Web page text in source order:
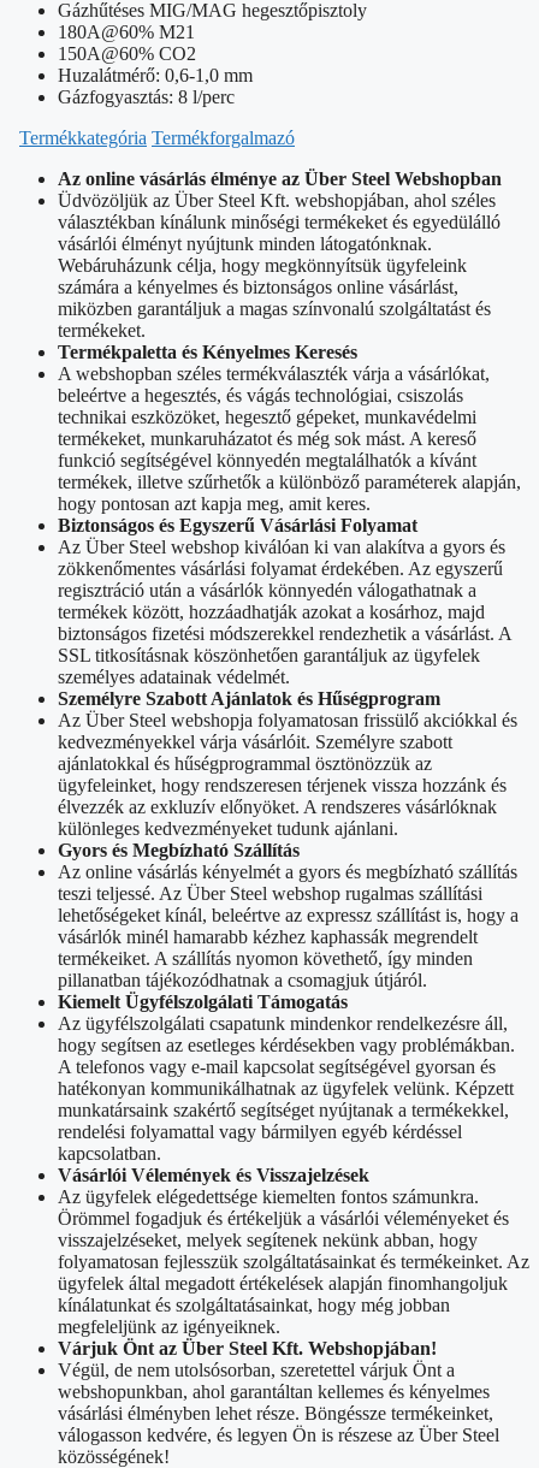
Gázhűtéses MIG/MAG hegesztőpisztoly
180A@60% M21
150A@60% CO2
Huzalátmérő: 0,6-1,0 mm
Gázfogyasztás: 8 l/perc
Termékkategória Termékforgalmazó
Az online vásárlás élménye az Über Steel Webshopban
Üdvözöljük az Über Steel Kft. webshopjában, ahol széles
választékban kínálunk minőségi termékeket és egyedülálló
vásárlói élményt nyújtunk minden látogatónknak.
Webáruházunk célja, hogy megkönnyítsük ügyfeleink
számára a kényelmes és biztonságos online vásárlást,
miközben garantáljuk a magas színvonalú szolgáltatást és
termékeket.
Termékpaletta és Kényelmes Keresés
A webshopban széles termékválaszték várja a vásárlókat,
beleértve a hegesztés, és vágás technológiai, csiszolás
technikai eszközöket, hegesztő gépeket, munkavédelmi
termékeket, munkaruházatot és még sok mást. A kereső
funkció segítségével könnyedén megtalálhatók a kívánt
termékek, illetve szűrhetők a különböző paraméterek alapján,
hogy pontosan azt kapja meg, amit keres.
Biztonságos és Egyszerű Vásárlási Folyamat
Az Über Steel webshop kiválóan ki van alakítva a gyors és
zökkenőmentes vásárlási folyamat érdekében. Az egyszerű
regisztráció után a vásárlók könnyedén válogathatnak a
termékek között, hozzáadhatják azokat a kosárhoz, majd
biztonságos fizetési módszerekkel rendezhetik a vásárlást. A
SSL titkosításnak köszönhetően garantáljuk az ügyfelek
személyes adatainak védelmét.
Személyre Szabott Ajánlatok és Hűségprogram
Az Über Steel webshopja folyamatosan frissülő akciókkal és
kedvezményekkel várja vásárlóit. Személyre szabott
ajánlatokkal és hűségprogrammal ösztönözzük az
ügyfeleinket, hogy rendszeresen térjenek vissza hozzánk és
élvezzék az exkluzív előnyöket. A rendszeres vásárlóknak
különleges kedvezményeket tudunk ajánlani.
Gyors és Megbízható Szállítás
Az online vásárlás kényelmét a gyors és megbízható szállítás
teszi teljessé. Az Über Steel webshop rugalmas szállítási
lehetőségeket kínál, beleértve az expressz szállítást is, hogy a
vásárlók minél hamarabb kézhez kaphassák megrendelt
termékeiket. A szállítás nyomon követhető, így minden
pillanatban tájékozódhatnak a csomagjuk útjáról.
Kiemelt Ügyfélszolgálati Támogatás
Az ügyfélszolgálati csapatunk mindenkor rendelkezésre áll,
hogy segítsen az esetleges kérdésekben vagy problémákban.
A telefonos vagy e-mail kapcsolat segítségével gyorsan és
hatékonyan kommunikálhatnak az ügyfelek velünk. Képzett
munkatársaink szakértő segítséget nyújtanak a termékekkel,
rendelési folyamattal vagy bármilyen egyéb kérdéssel
kapcsolatban.
Vásárlói Vélemények és Visszajelzések
Az ügyfelek elégedettsége kiemelten fontos számunkra.
Örömmel fogadjuk és értékeljük a vásárlói véleményeket és
visszajelzéseket, melyek segítenek nekünk abban, hogy
folyamatosan fejlesszük szolgáltatásainkat és termékeinket. Az
ügyfelek által megadott értékelések alapján finomhangoljuk
kínálatunkat és szolgáltatásainkat, hogy még jobban
megfeleljünk az igényeiknek.
Várjuk Önt az Über Steel Kft. Webshopjában!
Végül, de nem utolsósorban, szeretettel várjuk Önt a
webshopunkban, ahol garantáltan kellemes és kényelmes
vásárlási élményben lehet része. Böngéssze termékeinket,
válogasson kedvére, és legyen Ön is részese az Über Steel
közösségének!